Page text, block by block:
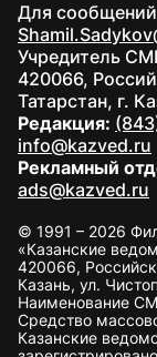
Для
Учредитель
420066,
Татарстан, г.
Редакция:
info@kazved.ru
Рекламный
ads@kazved.ru
© 1991 – 2026
«Казанские
420066,
Казань, ул.
Наименование
Средство
Казанские